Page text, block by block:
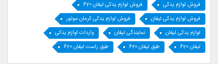
فروش لوازم یدکی
فروش لوازم یدکی لیفان 620
فروش لوازم یدکی لیفان
فروش لوازم یدکی کرمان موتور
لوازم یدکی لیفان
نمایندگی لیفان
واردات لوازم یدکی
لیفان 620
طبق لیفان 620 طبق راست لیفان 620